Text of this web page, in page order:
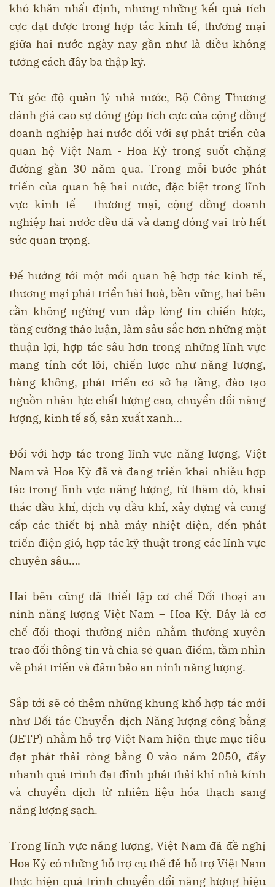
khó khăn nhất định, nhưng những kết quả tích
cực đạt được trong hợp tác kinh tế, thương mại
giữa hai nước ngày nay gần như là điều không
tưởng cách đây ba thập kỷ.
Từ góc độ quản lý nhà nước, Bộ Công Thương
đánh giá cao sự đóng góp tích cực của cộng đồng
doanh nghiệp hai nước đối với sự phát triển của
quan hệ Việt Nam - Hoa Kỳ trong suốt chặng
đường gần 30 năm qua. Trong mỗi bước phát
triển của quan hệ hai nước, đặc biệt trong lĩnh
vực kinh tế - thương mại, cộng đồng doanh
nghiệp hai nước đều đã và đang đóng vai trò hết
sức quan trọng.
Để hướng tới một mối quan hệ hợp tác kinh tế,
thương mại phát triển hài hoà, bền vững, hai bên
cần không ngừng vun đắp lòng tin chiến lược,
tăng cường thảo luận, làm sâu sắc hơn những mặt
thuận lợi, hợp tác sâu hơn trong những lĩnh vực
mang tính cốt lõi, chiến lược như năng lượng,
hàng không, phát triển cơ sở hạ tầng, đào tạo
nguồn nhân lực chất lượng cao, chuyển đổi năng
lượng, kinh tế số, sản xuất xanh...
Đối với hợp tác trong lĩnh vực năng lượng, Việt
Nam và Hoa Kỳ đã và đang triển khai nhiều hợp
tác trong lĩnh vực năng lượng, từ thăm dò, khai
thác dầu khí, dịch vụ dầu khí, xây dựng và cung
cấp các thiết bị nhà máy nhiệt điện, đến phát
triển điện gió, hợp tác kỹ thuật trong các lĩnh vực
chuyên sâu….
Hai bên cũng đã thiết lập cơ chế Đối thoại an
ninh năng lượng Việt Nam – Hoa Kỳ. Đây là cơ
chế đối thoại thường niên nhằm thường xuyên
trao đổi thông tin và chia sẻ quan điểm, tầm nhìn
về phát triển và đảm bảo an ninh năng lượng.
Sắp tới sẽ có thêm những khung khổ hợp tác mới
như Đối tác Chuyển dịch Năng lượng công bằng
(JETP) nhằm hỗ trợ Việt Nam hiện thực mục tiêu
đạt phát thải ròng bằng 0 vào năm 2050, đẩy
nhanh quá trình đạt đỉnh phát thải khí nhà kính
và chuyển dịch từ nhiên liệu hóa thạch sang
năng lượng sạch.
Trong lĩnh vực năng lượng, Việt Nam đã đề nghị
Hoa Kỳ có những hỗ trợ cụ thể để hỗ trợ Việt Nam
thực hiện quá trình chuyển đổi năng lượng hiệu